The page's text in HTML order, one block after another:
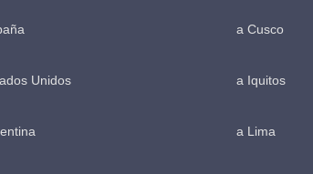
Unidos
a Cusco
a Iquitos
a Lima